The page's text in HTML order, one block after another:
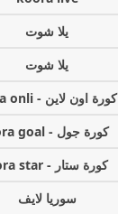
يلا شوت
يلا شوت
كورة اون لاين - kora onli
كورة جول - kora goal
كورة ستار - kora star
سوريا لايف